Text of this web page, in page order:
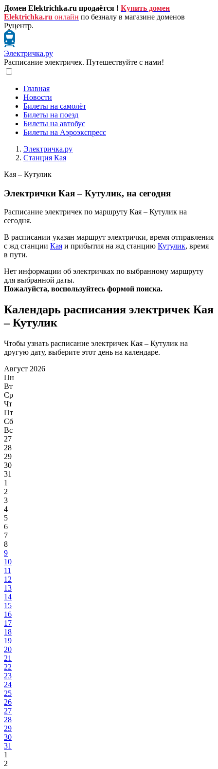
Домен Elektrichka.ru продаётся ! Купить домен
Elektrichka.ru онлайн по безналу в магазине доменов
Руцентр.
Электричка.ру
Расписание электричек. Путешествуйте с нами!
Главная
Новости
Билеты на самолёт
Билеты на поезд
Билеты на автобус
Билеты на Аэроэкспресс
Электричка.ру
Станция Кая
Кая – Кутулик
Электрички Кая – Кутулик, на сегодня
Расписание электричек по маршруту Кая – Кутулик на
сегодня.
В расписании указан маршрут электрички, время отправления
с жд станции Кая и прибытия на жд станцию Кутулик, время
в пути.
Нет информации об электричках по выбранному маршруту
для выбранной даты.
Пожалуйста, воспользуйтесь формой поиска.
Календарь расписания электричек Кая
– Кутулик
Чтобы узнать расписание электричек Кая – Кутулик на
другую дату, выберите этот день на календаре.
Август 2026
Пн
Вт
Ср
Чт
Пт
Сб
Вс
27
28
29
30
31
1
2
3
4
5
6
7
8
9
10
11
12
13
14
15
16
17
18
19
20
21
22
23
24
25
26
27
28
29
30
31
1
2